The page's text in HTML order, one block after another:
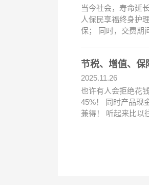
当今社会，寿命延
人保民享福终身护
保； 同时，交费期
节税、增值、保
2025.11.26
也许有人会拒绝花
45%！ 同时产品现
兼得！ 听起来比以